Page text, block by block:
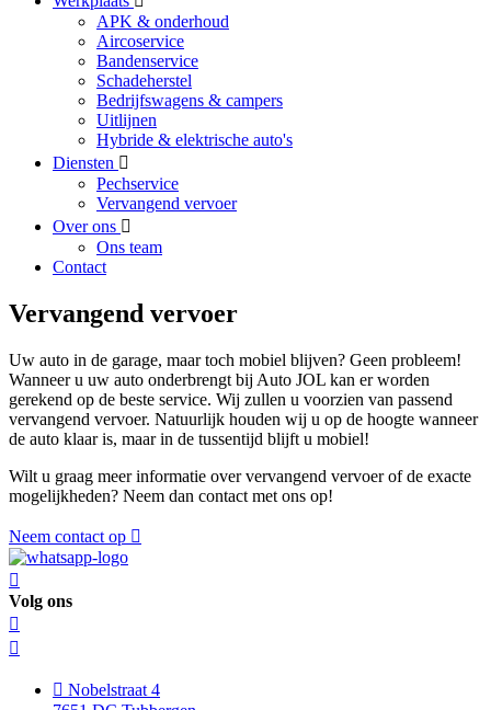
APK & onderhoud
Aircoservice
Bandenservice
Schadeherstel
Bedrijfswagens & campers
Uitlijnen
Hybride & elektrische auto's
Diensten
Pechservice
Vervangend vervoer
Over ons
Ons team
Contact
Vervangend vervoer
Uw auto in de garage, maar toch mobiel blijven? Geen probleem!
Wanneer u uw auto onderbrengt bij Auto JOL kan er worden
gerekend op de beste service. Wij zullen u voorzien van passend
vervangend vervoer. Natuurlijk houden wij u op de hoogte wanneer
de auto klaar is, maar in de tussentijd blijft u mobiel!
Wilt u graag meer informatie over vervangend vervoer of de exacte
mogelijkheden? Neem dan contact met ons op!
Neem contact op
Volg ons
Nobelstraat 4